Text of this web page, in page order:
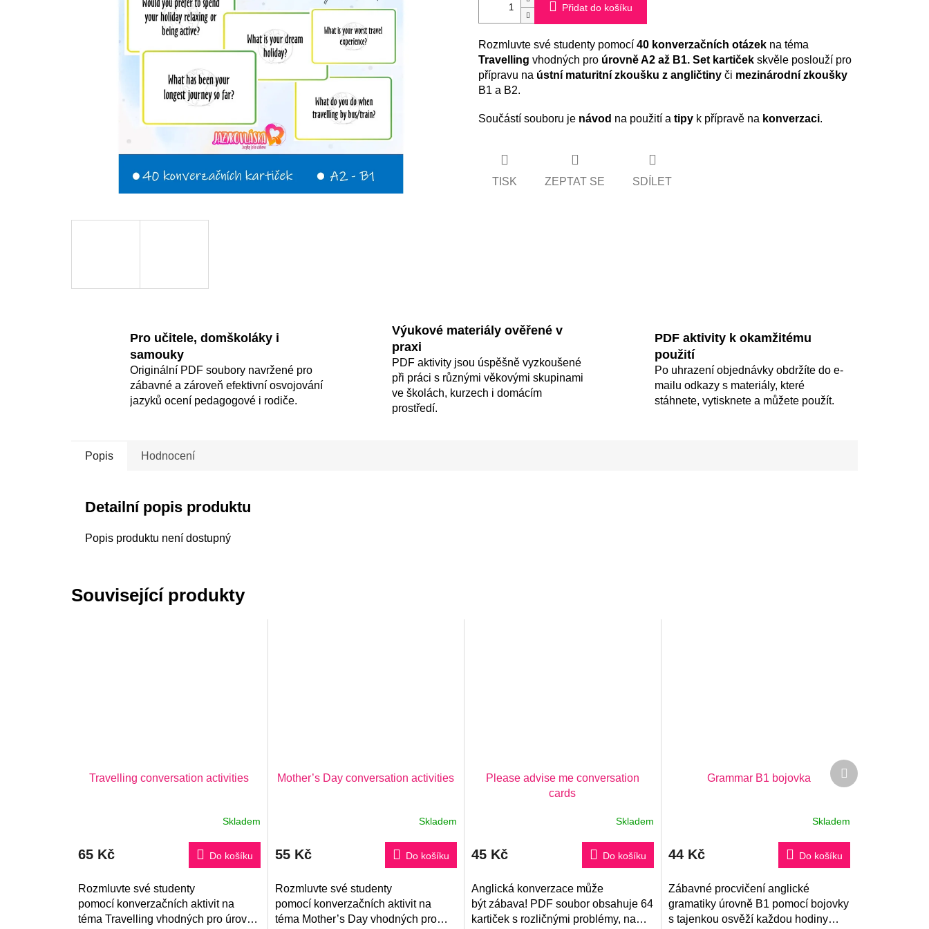
Přidat do košíku
Rozmluvte své studenty pomocí 40 konverzačních otázek na téma
Travelling vhodných pro úrovně A2 až B1. Set kartiček skvěle poslouží pro
přípravu na ústní maturitní zkoušku z angličtiny či mezinárodní zkoušky
B1 a B2.
Součástí souboru je návod na použití a tipy k přípravě na konverzaci.
TISK ZEPTAT SE SDÍLET
Pro učitele, domškoláky i
samouky
Originální PDF soubory navržené pro
zábavné a zároveň efektivní osvojování
jazyků ocení pedagogové i rodiče.
Výukové materiály ověřené v
praxi
PDF aktivity jsou úspěšně vyzkoušené
při práci s různými věkovými skupinami
ve školách, kurzech i domácím
prostředí.
PDF aktivity k okamžitému
použití
Po uhrazení objednávky obdržíte do e-
mailu odkazy s materiály, které
stáhnete, vytisknete a můžete použít.
Popis Hodnocení
Detailní popis produktu
Popis produktu není dostupný
Související produkty
Travelling conversation activities
je
5
hvězdiček.
Skladem
65 Kč Do košíku
Rozmluvte své studenty
pomocí konverzačních aktivit na
téma Travelling vhodných pro úrovně
Mother’s Day conversation activities
Skladem
55 Kč Do košíku
Rozmluvte své studenty
pomocí konverzačních aktivit na
téma Mother’s Day vhodných pro
Please advise me conversation
cards
Skladem
45 Kč Do košíku
Anglická konverzace může
být zábava! PDF soubor obsahuje 64
kartiček s rozličnými problémy, na
Grammar B1 bojovka
Skladem
44 Kč Do košíku
Zábavné procvičení anglické
gramatiky úrovně B1 pomocí bojovky
s tajenkou osvěží každou hodiny
Další
produkt